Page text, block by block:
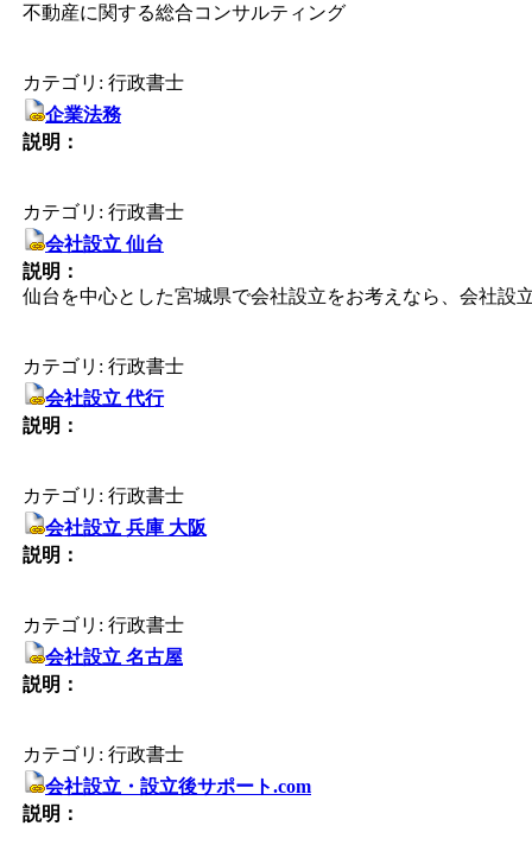
不動産に関する総合コンサルティング
カテゴリ: 行政書士
企業法務
説明：
カテゴリ: 行政書士
会社設立 仙台
説明：
仙台を中心とした宮城県で会社設立をお考えなら、会社設
カテゴリ: 行政書士
会社設立 代行
説明：
カテゴリ: 行政書士
会社設立 兵庫 大阪
説明：
カテゴリ: 行政書士
会社設立 名古屋
説明：
カテゴリ: 行政書士
会社設立・設立後サポート.com
説明：